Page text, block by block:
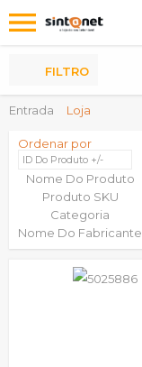
Entrada Loja
FILTRO
Ordenar por
ID Do Produto +/-
Nome Do Produto
Produto SKU
Categoria
Nome Do Fabricante